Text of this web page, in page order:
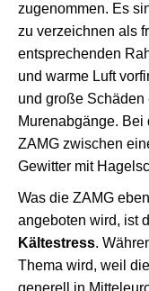
zugenommen. Es
zu verzeichnen als
entsprechenden
und warme Luft
und große
Murenabgänge. Bei
ZAMG zwischen
Gewitter mit
Was die ZAMG
angeboten wird, ist
Kältestress.
Thema wird, weil
generell in